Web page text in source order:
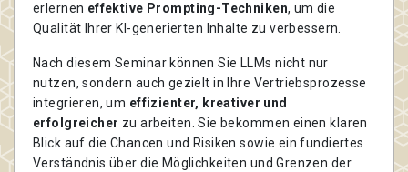
erlernen effektive Prompting-Techniken, um die
Qualität Ihrer KI-generierten Inhalte zu verbessern.
Nach diesem Seminar können Sie LLMs nicht nur
nutzen, sondern auch gezielt in Ihre Vertriebsprozesse
integrieren, um effizienter, kreativer und
erfolgreicher zu arbeiten. Sie bekommen einen klaren
Blick auf die Chancen und Risiken sowie ein fundiertes
Verständnis über die Möglichkeiten und Grenzen der